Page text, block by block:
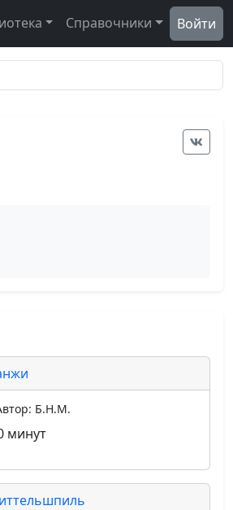
Справочники Войти
Б.Н.М.
минут